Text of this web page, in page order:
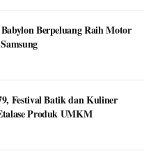
Berpeluang Raih Motor
Festival Batik dan Kuliner
Produk UMKM